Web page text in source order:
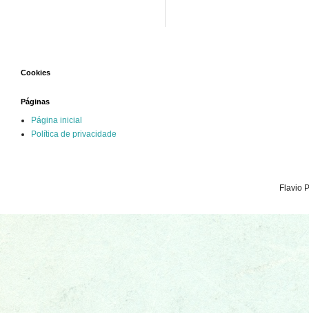
Cookies
Páginas
Página inicial
Política de privacidade
Flavio